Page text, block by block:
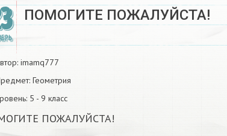
ПОМОГИТЕ ПОЖАЛУЙСТА!
imamq777
Геометрия
5 - 9 класс
ПОЖАЛУЙСТА!